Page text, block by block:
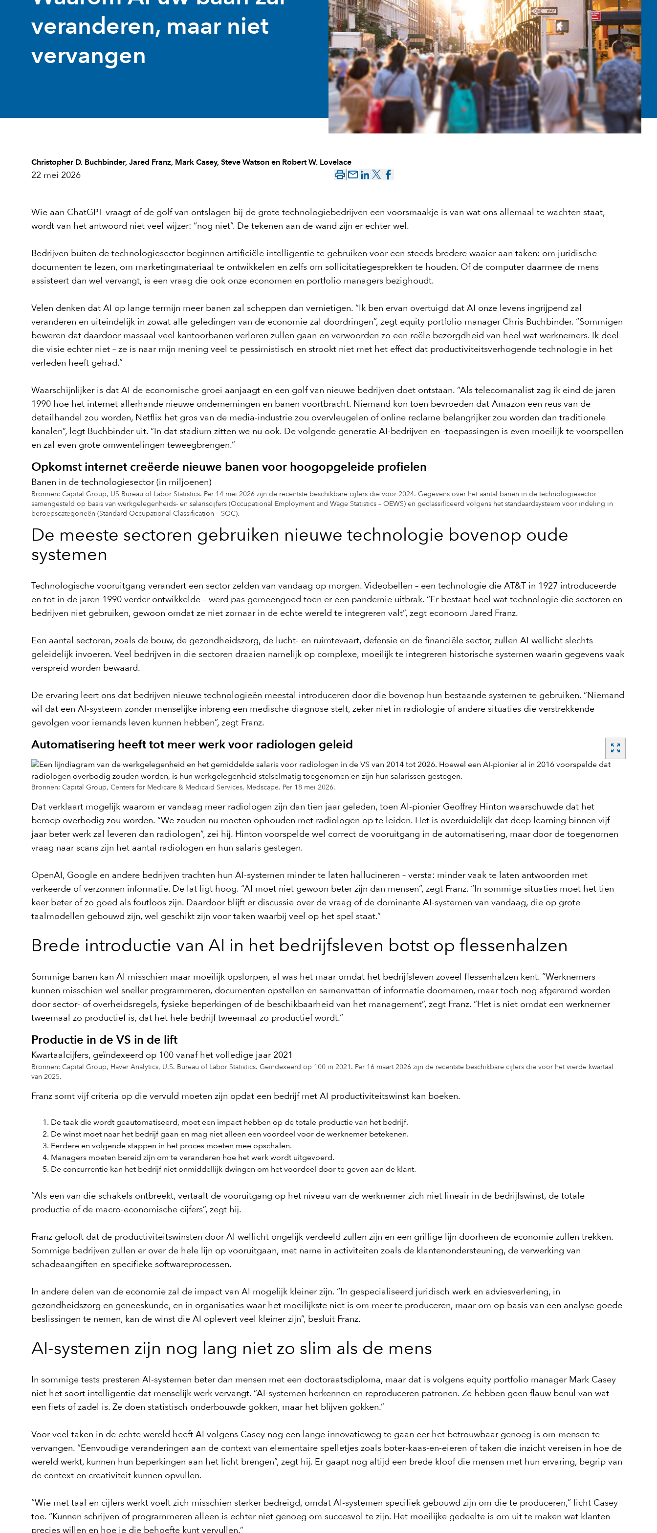
veranderen, maar niet
vervangen
Christopher D. Buchbinder, Jared Franz, Mark Casey, Steve Watson en Robert W. Lovelace
22 mei 2026 mail_outline
Wie aan ChatGPT vraagt of de golf van ontslagen bij de grote technologiebedrijven een voorsmaakje is van wat ons allemaal te wachten staat,
wordt van het antwoord niet veel wijzer: “nog niet”. De tekenen aan de wand zijn er echter wel.
Bedrijven buiten de technologiesector beginnen artificiële intelligentie te gebruiken voor een steeds bredere waaier aan taken: om juridische
documenten te lezen, om marketingmateriaal te ontwikkelen en zelfs om sollicitatiegesprekken te houden. Of de computer daarmee de mens
assisteert dan wel vervangt, is een vraag die ook onze economen en portfolio managers bezighoudt.
Velen denken dat AI op lange termijn meer banen zal scheppen dan vernietigen. “Ik ben ervan overtuigd dat AI onze levens ingrijpend zal
veranderen en uiteindelijk in zowat alle geledingen van de economie zal doordringen”, zegt equity portfolio manager Chris Buchbinder. “Sommigen
beweren dat daardoor massaal veel kantoorbanen verloren zullen gaan en verwoorden zo een reële bezorgdheid van heel wat werknemers. Ik deel
die visie echter niet – ze is naar mijn mening veel te pessimistisch en strookt niet met het effect dat productiviteitsverhogende technologie in het
verleden heeft gehad.”
Waarschijnlijker is dat AI de economische groei aanjaagt en een golf van nieuwe bedrijven doet ontstaan. “Als telecomanalist zag ik eind de jaren
1990 hoe het internet allerhande nieuwe ondernemingen en banen voortbracht. Niemand kon toen bevroeden dat Amazon een reus van de
detailhandel zou worden, Netflix het gros van de media-industrie zou overvleugelen of online reclame belangrijker zou worden dan traditionele
kanalen”, legt Buchbinder uit. “In dat stadium zitten we nu ook. De volgende generatie AI-bedrijven en -toepassingen is even moeilijk te voorspellen
en zal even grote omwentelingen teweegbrengen.”
Opkomst internet creëerde nieuwe banen voor hoogopgeleide profielen
Banen in de technologiesector (in miljoenen)
Bronnen: Capital Group, US Bureau of Labor Statistics. Per 14 mei 2026 zijn de recentste beschikbare cijfers die voor 2024. Gegevens over het aantal banen in de technologiesector
samengesteld op basis van werkgelegenheids- en salariscijfers (Occupational Employment and Wage Statistics – OEWS) en geclassificeerd volgens het standaardsysteem voor indeling in
beroepscategorieën (Standard Occupational Classification – SOC).
De meeste sectoren gebruiken nieuwe technologie bovenop oude
systemen
Technologische vooruitgang verandert een sector zelden van vandaag op morgen. Videobellen – een technologie die AT&T in 1927 introduceerde
en tot in de jaren 1990 verder ontwikkelde – werd pas gemeengoed toen er een pandemie uitbrak. “Er bestaat heel wat technologie die sectoren en
bedrijven niet gebruiken, gewoon omdat ze niet zomaar in de echte wereld te integreren valt”, zegt econoom Jared Franz.
Een aantal sectoren, zoals de bouw, de gezondheidszorg, de lucht- en ruimtevaart, defensie en de financiële sector, zullen AI wellicht slechts
geleidelijk invoeren. Veel bedrijven in die sectoren draaien namelijk op complexe, moeilijk te integreren historische systemen waarin gegevens vaak
verspreid worden bewaard.
De ervaring leert ons dat bedrijven nieuwe technologieën meestal introduceren door die bovenop hun bestaande systemen te gebruiken. “Niemand
wil dat een AI-systeem zonder menselijke inbreng een medische diagnose stelt, zeker niet in radiologie of andere situaties die verstrekkende
gevolgen voor iemands leven kunnen hebben”, zegt Franz.
Automatisering heeft tot meer werk voor radiologen geleid zoom_out_map
Bronnen: Capital Group, Centers for Medicare & Medicaid Services, Medscape. Per 18 mei 2026.
Dat verklaart mogelijk waarom er vandaag meer radiologen zijn dan tien jaar geleden, toen AI-pionier Geoffrey Hinton waarschuwde dat het
beroep overbodig zou worden. “We zouden nu moeten ophouden met radiologen op te leiden. Het is overduidelijk dat deep learning binnen vijf
jaar beter werk zal leveren dan radiologen”, zei hij. Hinton voorspelde wel correct de vooruitgang in de automatisering, maar door de toegenomen
vraag naar scans zijn het aantal radiologen en hun salaris gestegen.
OpenAI, Google en andere bedrijven trachten hun AI-systemen minder te laten hallucineren – versta: minder vaak te laten antwoorden met
verkeerde of verzonnen informatie. De lat ligt hoog. “AI moet niet gewoon beter zijn dan mensen”, zegt Franz. “In sommige situaties moet het tien
keer beter of zo goed als foutloos zijn. Daardoor blijft er discussie over de vraag of de dominante AI-systemen van vandaag, die op grote
taalmodellen gebouwd zijn, wel geschikt zijn voor taken waarbij veel op het spel staat.”
Brede introductie van AI in het bedrijfsleven botst op flessenhalzen
Sommige banen kan AI misschien maar moeilijk opslorpen, al was het maar omdat het bedrijfsleven zoveel flessenhalzen kent. “Werknemers
kunnen misschien wel sneller programmeren, documenten opstellen en samenvatten of informatie doornemen, maar toch nog afgeremd worden
door sector- of overheidsregels, fysieke beperkingen of de beschikbaarheid van het management”, zegt Franz. “Het is niet omdat een werknemer
tweemaal zo productief is, dat het hele bedrijf tweemaal zo productief wordt.”
Productie in de VS in de lift
Kwartaalcijfers, geïndexeerd op 100 vanaf het volledige jaar 2021
Bronnen: Capital Group, Haver Analytics, U.S. Bureau of Labor Statistics. Geïndexeerd op 100 in 2021. Per 16 maart 2026 zijn de recentste beschikbare cijfers die voor het vierde kwartaal
van 2025.
Franz somt vijf criteria op die vervuld moeten zijn opdat een bedrijf met AI productiviteitswinst kan boeken.
De taak die wordt geautomatiseerd, moet een impact hebben op de totale productie van het bedrijf.
De winst moet naar het bedrijf gaan en mag niet alleen een voordeel voor de werknemer betekenen.
Eerdere en volgende stappen in het proces moeten mee opschalen.
Managers moeten bereid zijn om te veranderen hoe het werk wordt uitgevoerd.
De concurrentie kan het bedrijf niet onmiddellijk dwingen om het voordeel door te geven aan de klant.
“Als een van die schakels ontbreekt, vertaalt de vooruitgang op het niveau van de werknemer zich niet lineair in de bedrijfswinst, de totale
productie of de macro-economische cijfers”, zegt hij.
Franz gelooft dat de productiviteitswinsten door AI wellicht ongelijk verdeeld zullen zijn en een grillige lijn doorheen de economie zullen trekken.
Sommige bedrijven zullen er over de hele lijn op vooruitgaan, met name in activiteiten zoals de klantenondersteuning, de verwerking van
schadeaangiften en specifieke softwareprocessen.
In andere delen van de economie zal de impact van AI mogelijk kleiner zijn. “In gespecialiseerd juridisch werk en adviesverlening, in
gezondheidszorg en geneeskunde, en in organisaties waar het moeilijkste niet is om meer te produceren, maar om op basis van een analyse goede
beslissingen te nemen, kan de winst die AI oplevert veel kleiner zijn”, besluit Franz.
AI-systemen zijn nog lang niet zo slim als de mens
In sommige tests presteren AI-systemen beter dan mensen met een doctoraatsdiploma, maar dat is volgens equity portfolio manager Mark Casey
niet het soort intelligentie dat menselijk werk vervangt. “AI-systemen herkennen en reproduceren patronen. Ze hebben geen flauw benul van wat
een fiets of zadel is. Ze doen statistisch onderbouwde gokken, maar het blijven gokken.”
Voor veel taken in de echte wereld heeft AI volgens Casey nog een lange innovatieweg te gaan eer het betrouwbaar genoeg is om mensen te
vervangen. “Eenvoudige veranderingen aan de context van elementaire spelletjes zoals boter-kaas-en-eieren of taken die inzicht vereisen in hoe de
wereld werkt, kunnen hun beperkingen aan het licht brengen”, zegt hij. Er gaapt nog altijd een brede kloof die mensen met hun ervaring, begrip van
de context en creativiteit kunnen opvullen.
“Wie met taal en cijfers werkt voelt zich misschien sterker bedreigd, omdat AI-systemen specifiek gebouwd zijn om die te produceren,” licht Casey
toe. “Kunnen schrijven of programmeren alleen is echter niet genoeg om succesvol te zijn. Het moeilijke gedeelte is om uit te maken wat klanten
precies willen en hoe je die behoefte kunt vervullen.”